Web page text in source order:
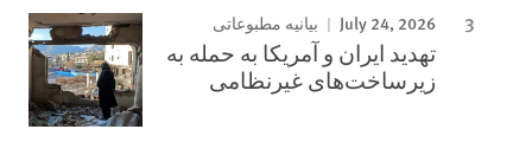
July 24, 2026 بیانیه مطبوعاتی
تهدید ایران و آمریکا به حمله به
زیرساخت‌های غیرنظامی